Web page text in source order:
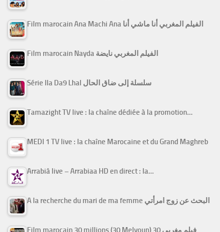
Film marocain Ana Machi Ana الفيلم المغربي أنا ماشي أنا
Film marocain Nayda الفيلم المغربي نايضة
Série Ila Da9 Lhal سلسلة إلى ضاق الحال
Tamazight TV live : la chaîne dédiée à la promotion…
MEDI 1 TV live : la chaîne Marocaine et du Grand Maghreb
Arrabiâ live – Arrabiaa HD en direct : la…
A la recherche du mari de ma femme البحث عن زوج امرأتي
Film marocain 30 millions (30 Melyoun) فيلم مغربي 30